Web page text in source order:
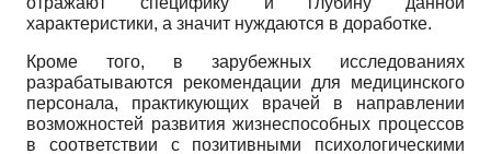
характеристики, а значит нуждаются в доработке.
Кроме того, в зарубежных исследованиях
разрабатываются рекомендации для медицинского
персонала, практикующих врачей в направлении
возможностей развития жизнеспособных процессов
в соответствии с позитивными психологическими